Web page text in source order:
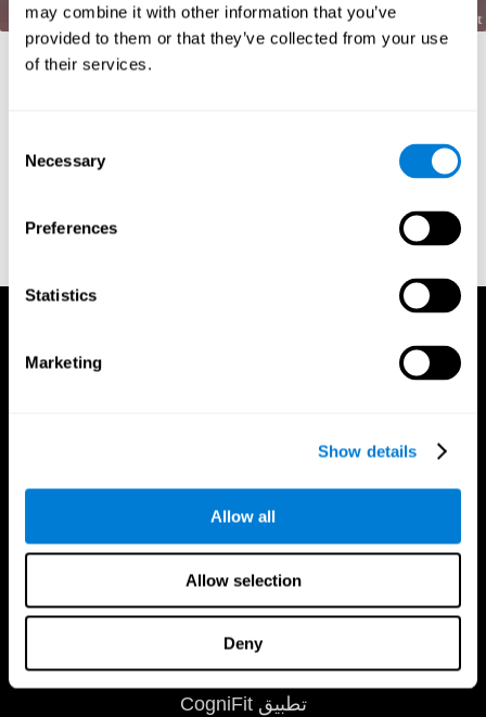
may combine it with other information that you’ve
provided to them or that they’ve collected from your use
of their services.
Selection
Necessary
Preferences
Statistics
Marketing
Show details
Allow all
Allow selection
Deny
Kaplan, E., Goodglass, H., Weintraub, S. (1983). Boston
Naming Test. Philadelphia: Lea & Febiger.
Wechsler, D. (1997). WAIS-III: Wechsler Adult Intelligence Scale
- Third edition administration and scoring manual. San Antonio,
تطبيق CogniFit